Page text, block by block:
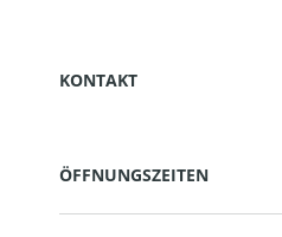
KONTAKT
ÖFFNUNGSZEITEN